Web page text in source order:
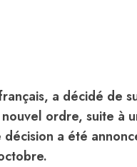
a décidé de
ordre, suite à
a été